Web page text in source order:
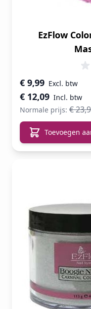
EzFlow
Speciale prijs
€ 12,09
€ 9,99
Normale prijs: €
Toevoegen